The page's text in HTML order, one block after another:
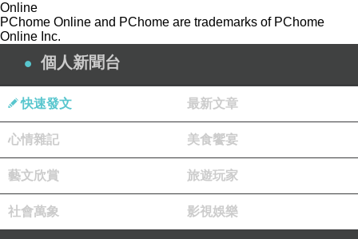
Online
PChome Online and PChome are trademarks of PChome
Online Inc.
個人新聞台
快速發文 最新文章
心情雜記 美食饗宴
藝文欣賞 旅遊玩家
社會萬象 影視娛樂